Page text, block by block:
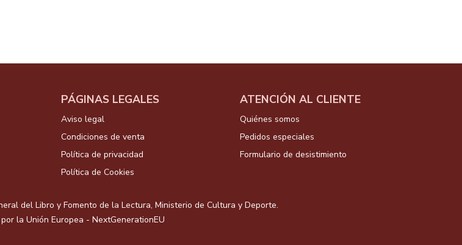
PÁGINAS LEGALES
Aviso legal
Condiciones de venta
Política de privacidad
Política de Cookies
ATENCIÓN AL CLIENTE
Quiénes somos
Pedidos especiales
Formulario de desistimiento
del Libro y Fomento de la Lectura, Ministerio de Cultura y Deporte.
la Unión Europea - NextGenerationEU